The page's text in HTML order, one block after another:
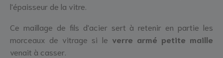
l'épaisseur de la vitre.
Ce maillage de fils d'acier sert à retenir en partie les
morceaux de vitrage si le verre armé petite maille
venait à casser.